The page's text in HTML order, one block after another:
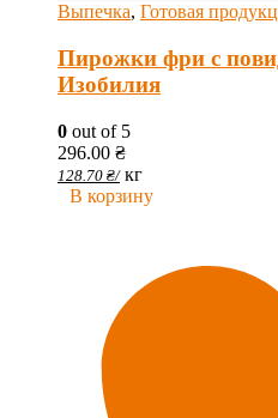
Выпечка, Готовая
Пирожки фри с
Изобилия
0 out of 5
296.00 ₴
128.70 ₴/ кг
В корзину